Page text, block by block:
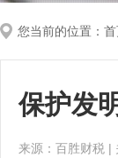
您当前的位置：
保护发
来源：百胜财税 |